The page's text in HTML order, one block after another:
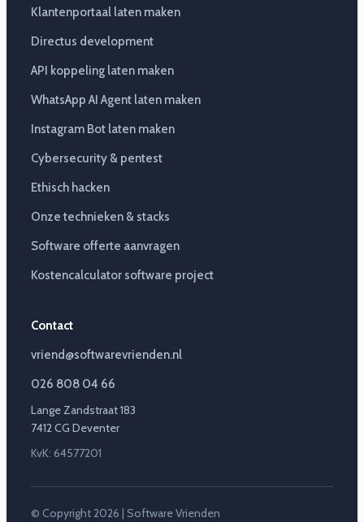
Klantenportaal laten maken
Directus development
API koppeling laten maken
WhatsApp AI Agent laten maken
Instagram Bot laten maken
Cybersecurity & pentest
Ethisch hacken
Onze technieken & stacks
Software offerte aanvragen
Kostencalculator software project
Contact
vriend@softwarevrienden.nl
026 808 04 66
Lange Zandstraat 183
7412 CG Deventer
KvK: 64577201
© Copyright 2026 | Software Vrienden